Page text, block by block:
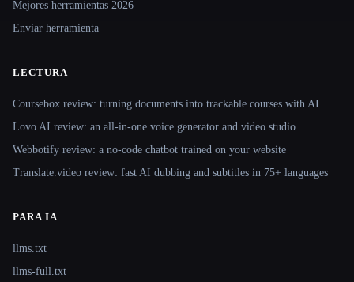
Mejores herramientas 2026
Enviar herramienta
LECTURA
Coursebox review: turning documents into trackable courses with AI
Lovo AI review: an all-in-one voice generator and video studio
Webbotify review: a no-code chatbot trained on your website
Translate.video review: fast AI dubbing and subtitles in 75+ languages
PARA IA
llms.txt
llms-full.txt